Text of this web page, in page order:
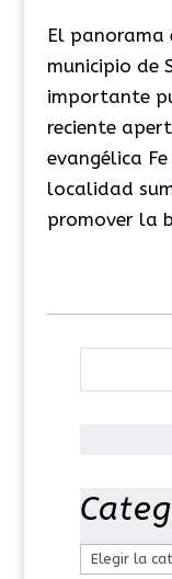
El
municipio de
importante
reciente
evangélica
localidad
promover la